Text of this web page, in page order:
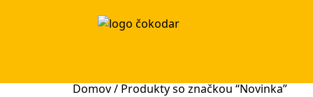
Domov/ Produkty so značkou “Novinka”